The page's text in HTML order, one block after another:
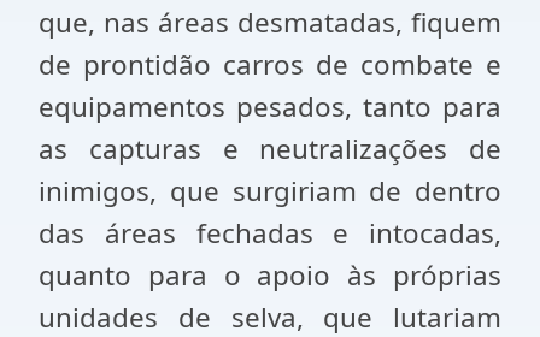
que, nas áreas desmatadas, fiquem
de prontidão carros de combate e
equipamentos pesados, tanto para
as capturas e neutralizações de
inimigos, que surgiriam de dentro
das áreas fechadas e intocadas,
quanto para o apoio às próprias
unidades de selva, que lutariam